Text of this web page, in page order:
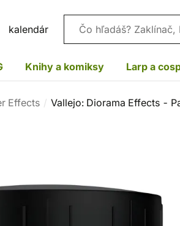
kalendár Vyhľadávanie
Knihy a komiksy Larp a
Effects Vallejo: Diorama Effects -